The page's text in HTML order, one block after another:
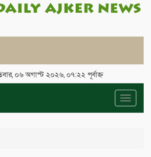
০৬ অগাস্ট ২০২৬, ০৭:২২ পূর্বাহ্ন
Toggle